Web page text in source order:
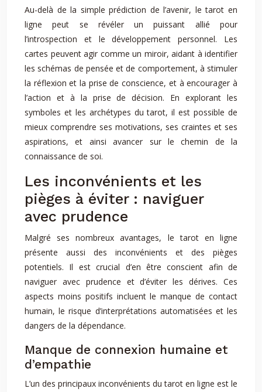
Au-delà de la simple prédiction de l’avenir, le tarot en
ligne peut se révéler un puissant allié pour
l’introspection et le développement personnel. Les
cartes peuvent agir comme un miroir, aidant à identifier
les schémas de pensée et de comportement, à stimuler
la réflexion et la prise de conscience, et à encourager à
l’action et à la prise de décision. En explorant les
symboles et les archétypes du tarot, il est possible de
mieux comprendre ses motivations, ses craintes et ses
aspirations, et ainsi avancer sur le chemin de la
connaissance de soi.
Les inconvénients et les
pièges à éviter : naviguer
avec prudence
Malgré ses nombreux avantages, le tarot en ligne
présente aussi des inconvénients et des pièges
potentiels. Il est crucial d’en être conscient afin de
naviguer avec prudence et d’éviter les dérives. Ces
aspects moins positifs incluent le manque de contact
humain, le risque d’interprétations automatisées et les
dangers de la dépendance.
Manque de connexion humaine et
d’empathie
L’un des principaux inconvénients du tarot en ligne est le